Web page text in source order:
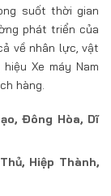
suốt thời gian
phát triển của
về nhân lực, vật
Xe máy Nam
hàng.
Đông Hòa, Dĩ
Hiệp Thành,